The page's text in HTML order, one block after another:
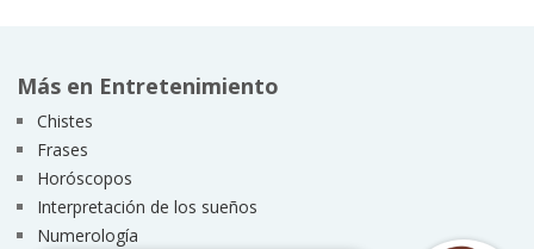
Más en Entretenimiento
Chistes
Frases
Horóscopos
Interpretación de los sueños
Numerología